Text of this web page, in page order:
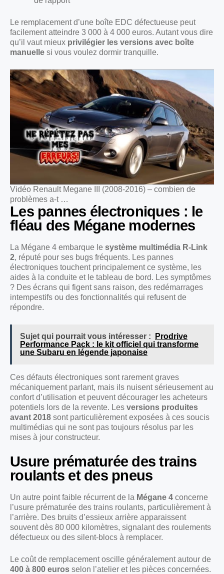
Le remplacement d’une boîte EDC défectueuse peut
facilement atteindre 3 000 à 4 000 euros. Autant vous dire
qu’il vaut mieux privilégier les versions avec boîte
manuelle si vous voulez dormir tranquille.
Vidéo Renault Megane III (2008-2016) – combien de
problèmes a-t …
Les pannes électroniques : le
fléau des Mégane modernes
La Mégane 4 embarque le système multimédia R-Link
2, réputé pour ses bugs fréquents. Les pannes
électroniques touchent principalement ce système, les
aides à la conduite et le tableau de bord. Les symptômes
? Des écrans qui figent sans raison, des redémarrages
intempestifs ou des fonctionnalités qui refusent de
répondre.
Sujet qui pourrait vous intéresser :
Prodrive
Performance Pack : le kit officiel qui transforme
une Subaru en légende japonaise
Ces défauts électroniques sont rarement graves
mécaniquement parlant, mais ils nuisent sérieusement au
confort d’utilisation et peuvent décourager les acheteurs
potentiels lors de la revente. Les versions produites
avant 2018 sont particulièrement exposées à ces soucis
multimédias qui ne sont pas toujours résolus par les
mises à jour constructeur.
Usure prématurée des trains
roulants et des pneus
Un autre point faible récurrent de la Mégane 4 concerne
l’usure prématurée des trains roulants, particulièrement à
l’arrière. Des bruits d’essieux arrière apparaissent
souvent dès 80 000 kilomètres, signalant des roulements
défectueux ou des silent-blocs à remplacer.
Le coût de remplacement oscille généralement autour de
400 à 800 euros selon l’atelier et les pièces concernées.